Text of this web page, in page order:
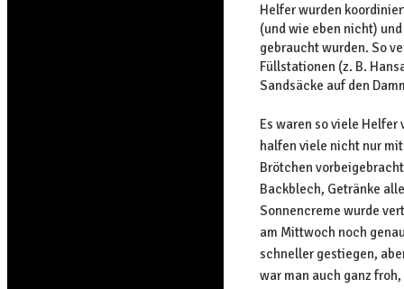
Helfer wurden
(und wie eben nicht)
gebraucht wurden. So
Füllstationen (z. B.
Sandsäcke auf den
Es waren so viele
halfen viele nicht nur
Brötchen
Backblech, Getränke
Sonnencreme wurde
am Mittwoch noch
schneller gestiegen,
war man auch ganz